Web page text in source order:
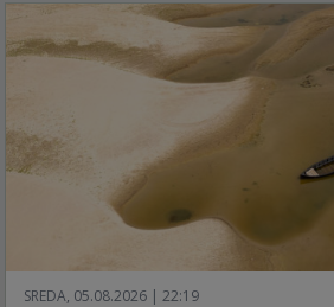
SREDA, 05.08.2026 | 22:19